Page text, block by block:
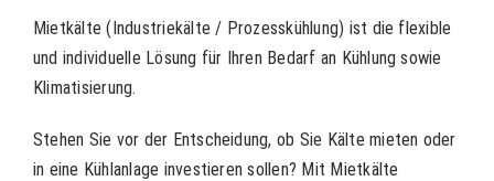
Mietkälte (Industriekälte / Prozesskühlung) ist die flexible
und individuelle Lösung für Ihren Bedarf an Kühlung sowie
Klimatisierung.
Stehen Sie vor der Entscheidung, ob Sie Kälte mieten oder
in eine Kühlanlage investieren sollen? Mit Mietkälte